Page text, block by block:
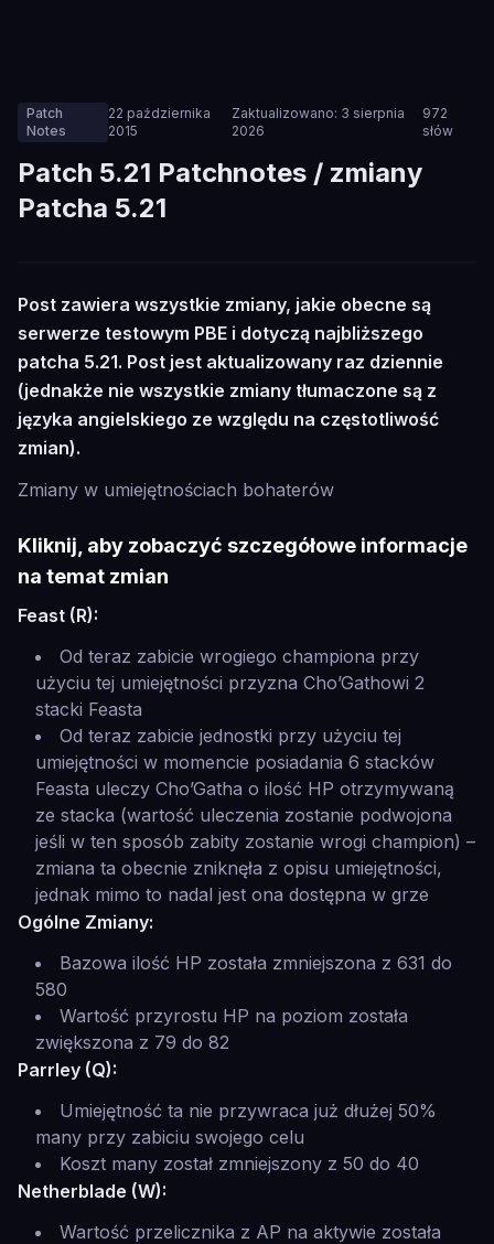
Patch
Notes
22 października
2015
Zaktualizowano: 3 sierpnia
2026
972
słów
Patch 5.21 Patchnotes / zmiany
Patcha 5.21
PATCH NOTES
Post zawiera wszystkie zmiany, jakie obecne są
serwerze testowym PBE i dotyczą najbliższego
patcha 5.21. Post jest aktualizowany raz dziennie
(jednakże nie wszystkie zmiany tłumaczone są z
języka angielskiego ze względu na częstotliwość
zmian).
Zmiany w umiejętnościach bohaterów
Kliknij, aby zobaczyć szczegółowe informacje
na temat zmian
Feast (R):
Od teraz zabicie wrogiego championa przy
użyciu tej umiejętności przyzna Cho’Gathowi 2
stacki Feasta
Od teraz zabicie jednostki przy użyciu tej
umiejętności w momencie posiadania 6 stacków
Feasta uleczy Cho’Gatha o ilość HP otrzymywaną
ze stacka (wartość uleczenia zostanie podwojona
jeśli w ten sposób zabity zostanie wrogi champion) –
zmiana ta obecnie zniknęła z opisu umiejętności,
jednak mimo to nadal jest ona dostępna w grze
Ogólne Zmiany:
Bazowa ilość HP została zmniejszona z 631 do
580
Wartość przyrostu HP na poziom została
zwiększona z 79 do 82
Parrley (Q):
Umiejętność ta nie przywraca już dłużej 50%
many przy zabiciu swojego celu
Koszt many został zmniejszony z 50 do 40
Netherblade (W):
Wartość przelicznika z AP na aktywie została